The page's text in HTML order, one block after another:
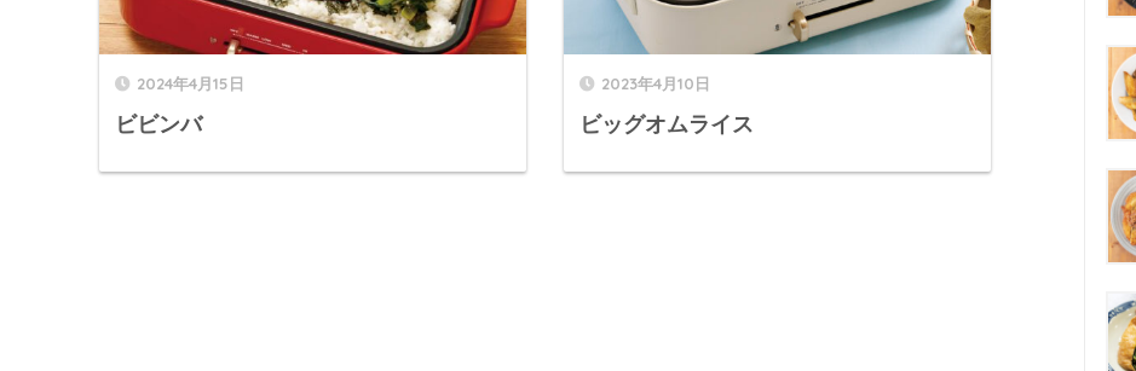
2024年4月15日
ビビンバ
2023年4月10日
ビッグオムライス